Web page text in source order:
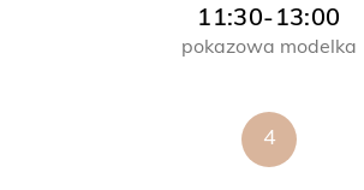
11:30-13:00
pokazowa modelka
4